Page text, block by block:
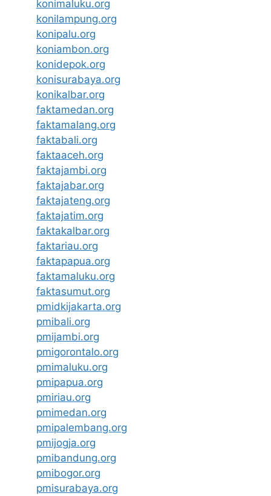
konimaluku.org
konilampung.org
konipalu.org
koniambon.org
konidepok.org
konisurabaya.org
konikalbar.org
faktamedan.org
faktamalang.org
faktabali.org
faktaaceh.org
faktajambi.org
faktajabar.org
faktajateng.org
faktajatim.org
faktakalbar.org
faktariau.org
faktapapua.org
faktamaluku.org
faktasumut.org
pmidkijakarta.org
pmibali.org
pmijambi.org
pmigorontalo.org
pmimaluku.org
pmipapua.org
pmiriau.org
pmimedan.org
pmipalembang.org
pmijogja.org
pmibandung.org
pmibogor.org
pmisurabaya.org